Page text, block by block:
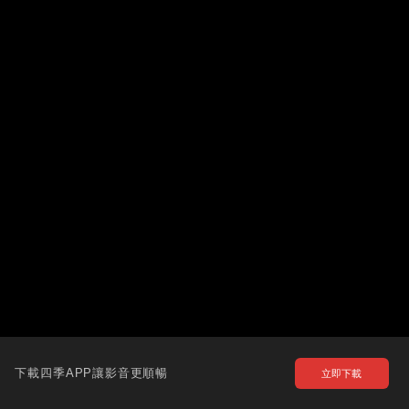
下載四季APP讓影音更順暢 立即下載